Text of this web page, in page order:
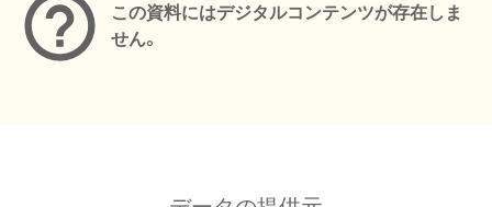
この資料にはデジタルコンテンツが存在しま
せん。